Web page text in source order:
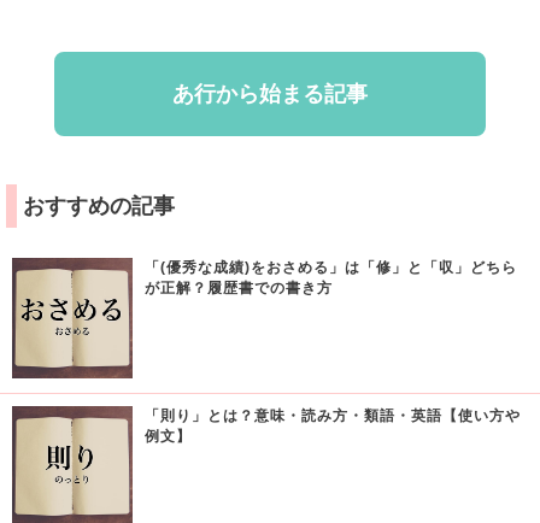
あ行から始まる記事
おすすめの記事
「(優秀な成績)をおさめる」は「修」と「収」どちら
が正解？履歴書での書き方
「則り」とは？意味・読み方・類語・英語【使い方や
例文】